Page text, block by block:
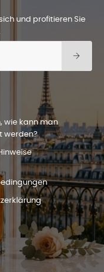
und profitieren Sie
wie kann man
werden?